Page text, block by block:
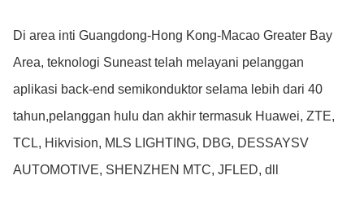
Di area inti Guangdong-Hong Kong-Macao Greater Bay
Area, teknologi Suneast telah melayani pelanggan
aplikasi back-end semikonduktor selama lebih dari 40
tahun,pelanggan hulu dan akhir termasuk Huawei, ZTE,
TCL, Hikvision, MLS LIGHTING, DBG, DESSAYSV
AUTOMOTIVE, SHENZHEN MTC, JFLED, dll